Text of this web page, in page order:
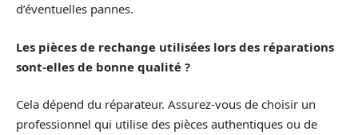
d’éventuelles pannes.
Les pièces de rechange utilisées lors des réparations
sont-elles de bonne qualité ?
Cela dépend du réparateur. Assurez-vous de choisir un
professionnel qui utilise des pièces authentiques ou de